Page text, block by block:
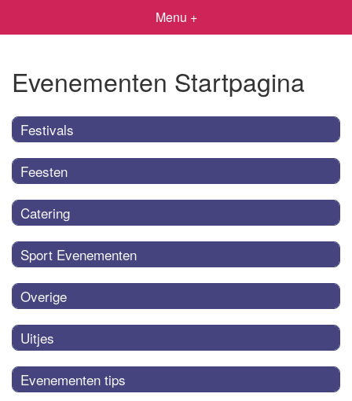
Menu +
Evenementen Startpagina
Festivals
Feesten
Catering
Sport Evenementen
Overige
Uitjes
Evenementen tips